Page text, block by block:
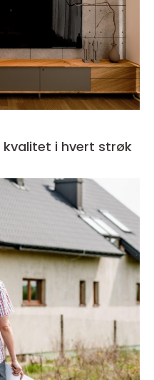
Malermester stavanger kvalitet i hvert strøk